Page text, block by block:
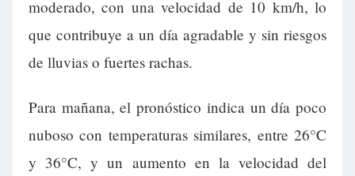
moderado, con una velocidad de 10 km/h, lo
que contribuye a un día agradable y sin riesgos
de lluvias o fuertes rachas.
Para mañana, el pronóstico indica un día poco
nuboso con temperaturas similares, entre 26°C
y 36°C, y un aumento en la velocidad del